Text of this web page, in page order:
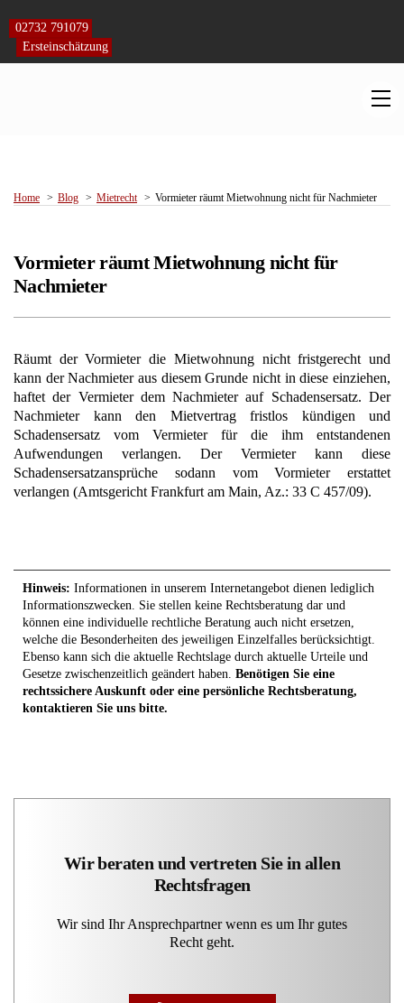
content
02732 791079
Ersteinschätzung
Home Blog Mietrecht Vormieter räumt Mietwohnung nicht für Nachmieter
Vormieter räumt Mietwohnung nicht für
Nachmieter
Räumt der Vormieter die Mietwohnung nicht fristgerecht und
kann der Nachmieter aus diesem Grunde nicht in diese einziehen,
haftet der Vermieter dem Nachmieter auf Schadensersatz. Der
Nachmieter kann den Mietvertrag fristlos kündigen und
Schadensersatz vom Vermieter für die ihm entstandenen
Aufwendungen verlangen. Der Vermieter kann diese
Schadensersatzansprüche sodann vom Vormieter erstattet
verlangen (Amtsgericht Frankfurt am Main, Az.: 33 C 457/09).
Hinweis: Informationen in unserem Internetangebot dienen lediglich
Informationszwecken. Sie stellen keine Rechtsberatung dar und
können eine individuelle rechtliche Beratung auch nicht ersetzen,
welche die Besonderheiten des jeweiligen Einzelfalles berücksichtigt.
Ebenso kann sich die aktuelle Rechtslage durch aktuelle Urteile und
Gesetze zwischenzeitlich geändert haben. Benötigen Sie eine
rechtssichere Auskunft oder eine persönliche Rechtsberatung,
kontaktieren Sie uns bitte.
Wir beraten und vertreten Sie in allen
Rechtsfragen
Wir sind Ihr Ansprechpartner wenn es um Ihr gutes
Recht geht.